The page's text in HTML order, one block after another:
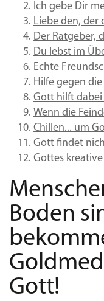
Ich gebe Dir
Liebe den, der
Der Ratgeber,
Du lebst im
Echte
Hilfe gegen
Gott hilft
Wenn die
Chillen... um
Gott findet
Gottes
Boden
Gott!